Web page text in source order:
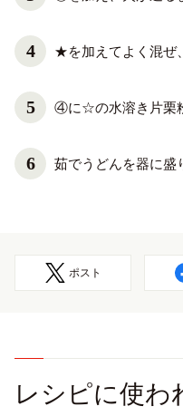
★を加えてよく混ぜ
④に☆の水溶き片栗
茹でうどんを器に盛
ポスト
レシピに使わ